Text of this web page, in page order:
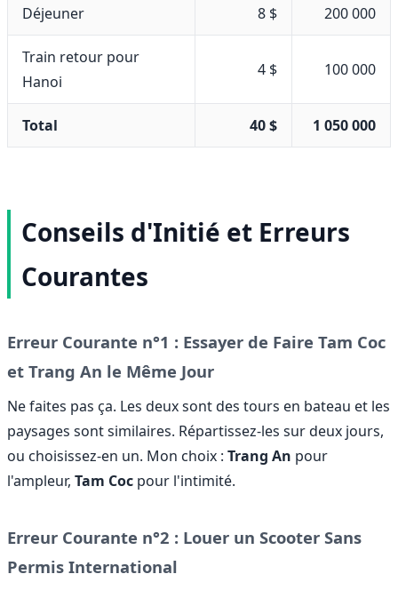
Déjeuner 8 $ 200 000
Train retour pour
Hanoi
4 $ 100 000
Total 40 $ 1 050 000
Conseils d'Initié et Erreurs
Courantes
Erreur Courante n°1 : Essayer de Faire Tam Coc
et Trang An le Même Jour
Ne faites pas ça. Les deux sont des tours en bateau et les
paysages sont similaires. Répartissez-les sur deux jours,
ou choisissez-en un. Mon choix : Trang An pour
l'ampleur, Tam Coc pour l'intimité.
Erreur Courante n°2 : Louer un Scooter Sans
Permis International